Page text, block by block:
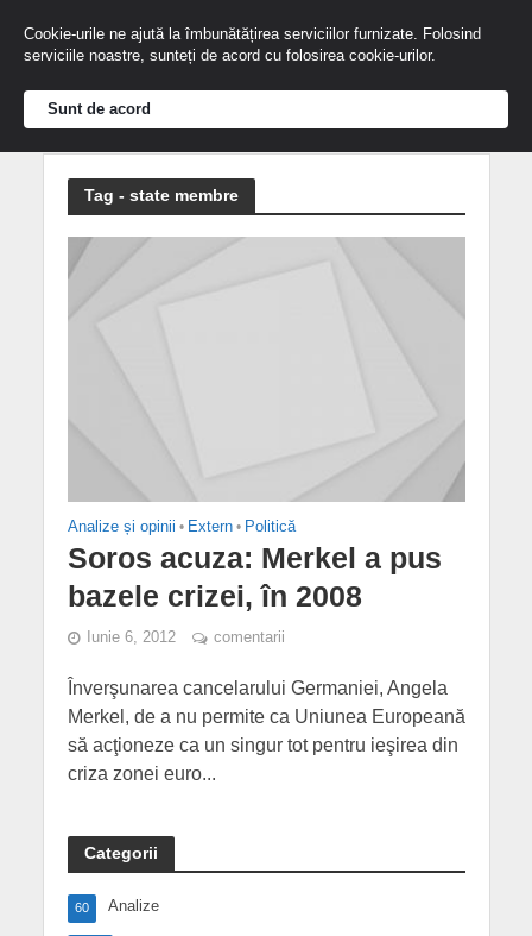
Tag - state membre
Analize și opinii • Extern • Politică
Soros acuza: Merkel a pus
bazele crizei, în 2008
Iunie 6, 2012 comentarii
Înverşunarea cancelarului Germaniei, Angela
Merkel, de a nu permite ca Uniunea Europeană
să acţioneze ca un singur tot pentru ieşirea din
criza zonei euro...
Categorii
Analize
60
Cookie-urile ne ajută la îmbunătățirea serviciilor furnizate. Folosind
serviciile noastre, sunteți de acord cu folosirea cookie-urilor.
Sunt de acord